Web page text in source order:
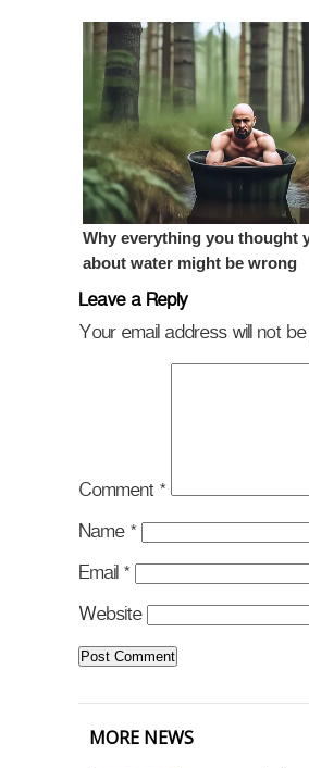
Leave a Reply
Your email address will not
Comment *
Name *
Email *
Website
MORE NEWS